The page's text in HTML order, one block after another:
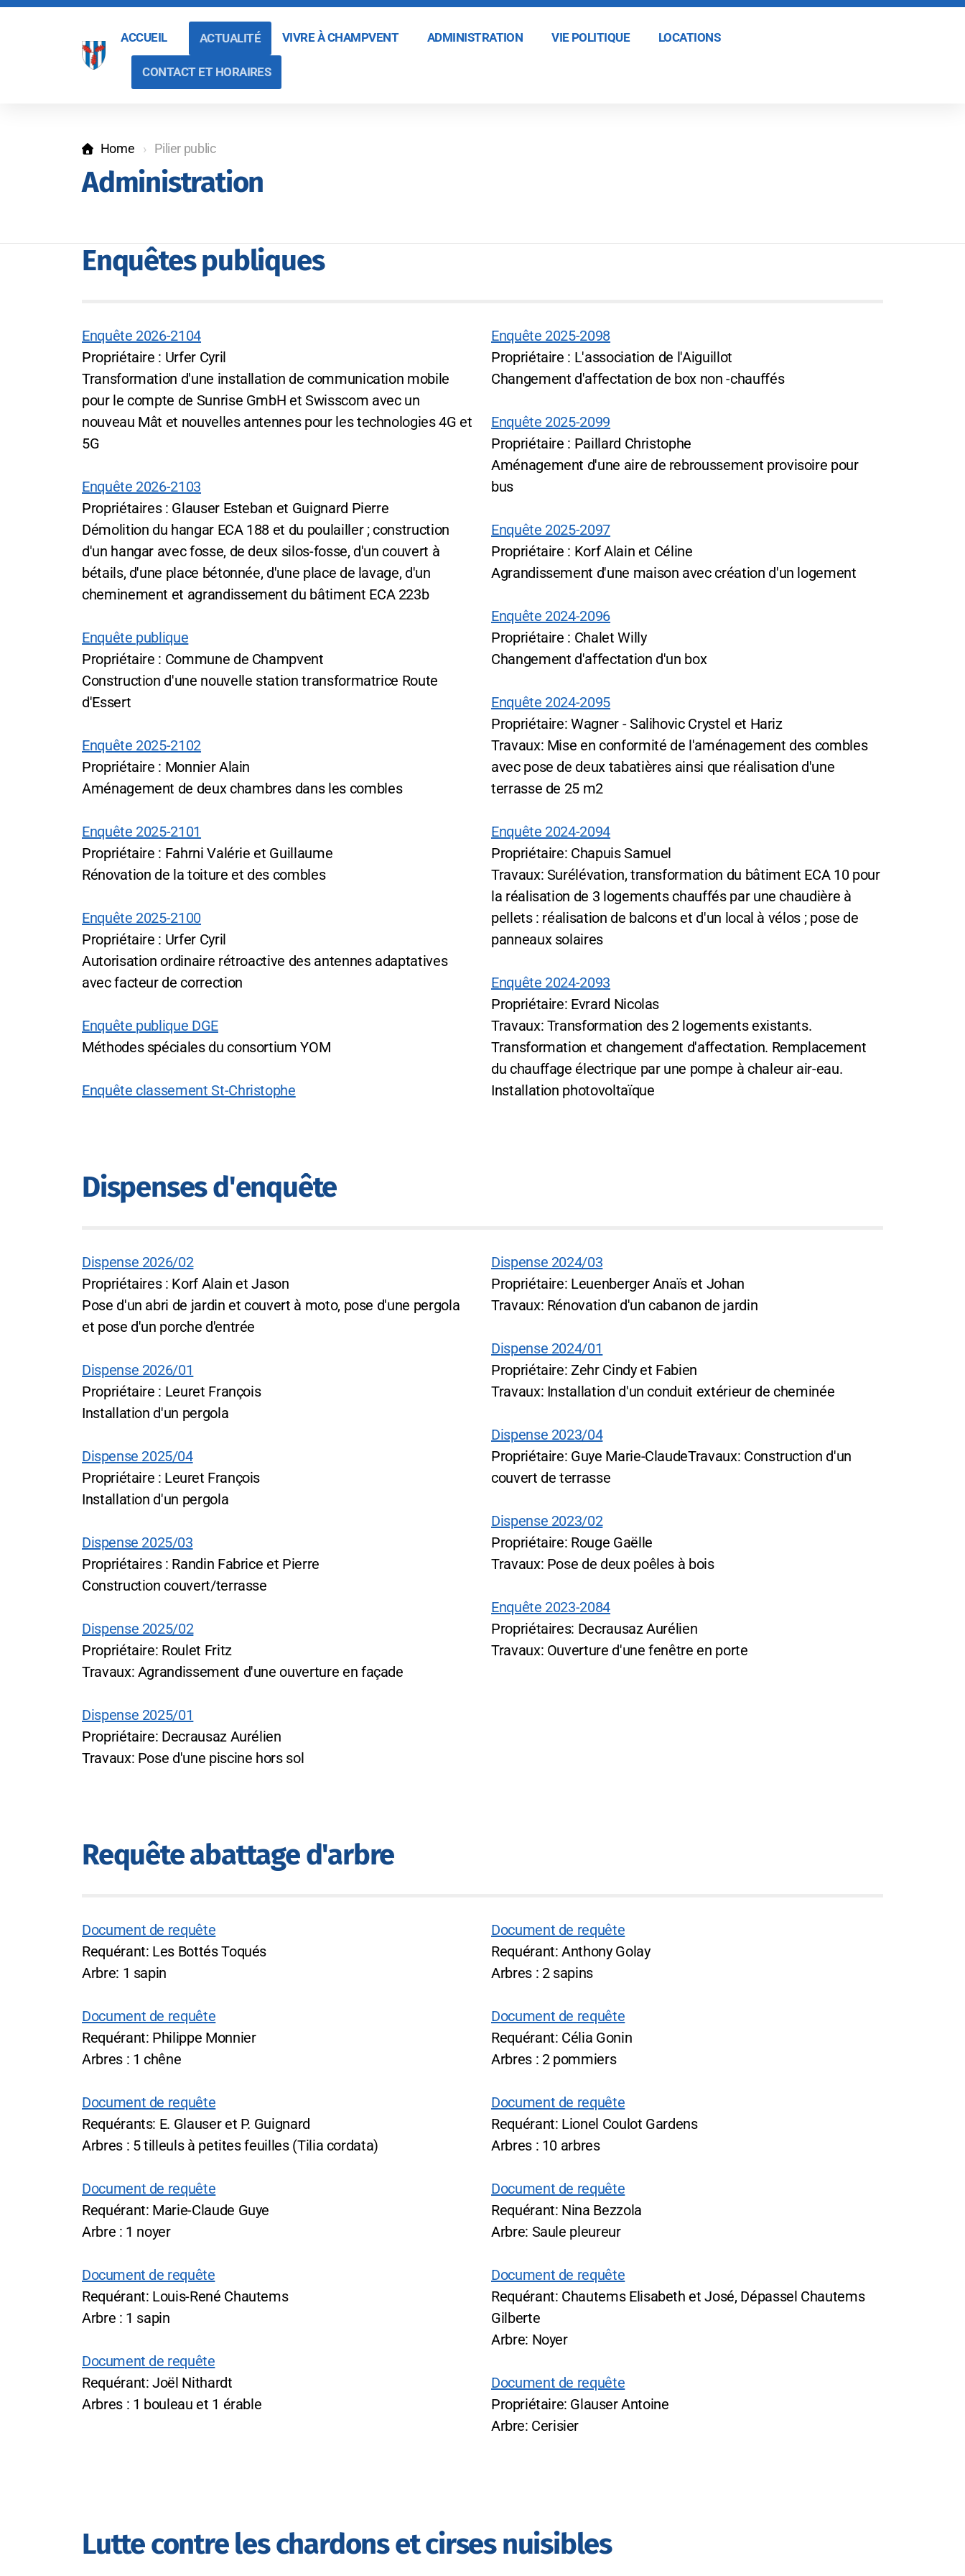
ACCUEIL ACTUALITÉ VIVRE À CHAMPVENT ADMINISTRATION VIE POLITIQUE LOCATIONS
CONTACT ET HORAIRES
Home Pilier public
Administration
Enquêtes publiques
Enquête 2026-2104
Propriétaire : Urfer Cyril
Transformation d'une installation de communication mobile
pour le compte de Sunrise GmbH et Swisscom avec un
nouveau Mât et nouvelles antennes pour les technologies 4G et
5G
Enquête 2026-2103
Propriétaires : Glauser Esteban et Guignard Pierre
Démolition du hangar ECA 188 et du poulailler ; construction
d'un hangar avec fosse, de deux silos-fosse, d'un couvert à
bétails, d'une place bétonnée, d'une place de lavage, d'un
cheminement et agrandissement du bâtiment ECA 223b
Enquête publique
Propriétaire : Commune de Champvent
Construction d'une nouvelle station transformatrice Route
d'Essert
Enquête 2025-2102
Propriétaire : Monnier Alain
Aménagement de deux chambres dans les combles
Enquête 2025-2101
Propriétaire : Fahrni Valérie et Guillaume
Rénovation de la toiture et des combles
Enquête 2025-2100
Propriétaire : Urfer Cyril
Autorisation ordinaire rétroactive des antennes adaptatives
avec facteur de correction
Enquête publique DGE
Méthodes spéciales du consortium YOM
Enquête classement St-Christophe
Enquête 2025-2098
Propriétaire : L'association de l'Aiguillot
Changement d'affectation de box non -chauffés
Enquête 2025-2099
Propriétaire : Paillard Christophe
Aménagement d'une aire de rebroussement provisoire pour
bus
Enquête 2025-2097
Propriétaire : Korf Alain et Céline
Agrandissement d'une maison avec création d'un logement
Enquête 2024-2096
Propriétaire : Chalet Willy
Changement d'affectation d'un box
Enquête 2024-2095
Propriétaire: Wagner - Salihovic Crystel et Hariz
Travaux: Mise en conformité de l'aménagement des combles
avec pose de deux tabatières ainsi que réalisation d'une
terrasse de 25 m2
Enquête 2024-2094
Propriétaire: Chapuis Samuel
Travaux: Surélévation, transformation du bâtiment ECA 10 pour
la réalisation de 3 logements chauffés par une chaudière à
pellets : réalisation de balcons et d'un local à vélos ; pose de
panneaux solaires
Enquête 2024-2093
Propriétaire: Evrard Nicolas
Travaux: Transformation des 2 logements existants.
Transformation et changement d'affectation. Remplacement
du chauffage électrique par une pompe à chaleur air-eau.
Installation photovoltaïque
Dispenses d'enquête
Dispense 2026/02
Propriétaires : Korf Alain et Jason
Pose d'un abri de jardin et couvert à moto, pose d'une pergola
et pose d'un porche d'entrée
Dispense 2026/01
Propriétaire : Leuret François
Installation d'un pergola
Dispense 2025/04
Propriétaire : Leuret François
Installation d'un pergola
Dispense 2025/03
Propriétaires : Randin Fabrice et Pierre
Construction couvert/terrasse
Dispense 2025/02
Propriétaire: Roulet Fritz
Travaux: Agrandissement d'une ouverture en façade
Dispense 2025/01
Propriétaire: Decrausaz Aurélien
Travaux: Pose d'une piscine hors sol
Dispense 2024/03
Propriétaire: Leuenberger Anaïs et Johan
Travaux: Rénovation d'un cabanon de jardin
Dispense 2024/01
Propriétaire: Zehr Cindy et Fabien
Travaux: Installation d'un conduit extérieur de cheminée
Dispense 2023/04
Propriétaire: Guye Marie-ClaudeTravaux: Construction d'un
couvert de terrasse
Dispense 2023/02
Propriétaire: Rouge Gaëlle
Travaux: Pose de deux poêles à bois
Enquête 2023-2084
Propriétaires: Decrausaz Aurélien
Travaux: Ouverture d'une fenêtre en porte
Requête abattage d'arbre
Document de requête
Requérant: Les Bottés Toqués
Arbre: 1 sapin
Document de requête
Requérant: Philippe Monnier
Arbres : 1 chêne
Document de requête
Requérants: E. Glauser et P. Guignard
Arbres : 5 tilleuls à petites feuilles (Tilia cordata)
Document de requête
Requérant: Marie-Claude Guye
Arbre : 1 noyer
Document de requête
Requérant: Louis-René Chautems
Arbre : 1 sapin
Document de requête
Requérant: Joël Nithardt
Arbres : 1 bouleau et 1 érable
Document de requête
Requérant: Anthony Golay
Arbres : 2 sapins
Document de requête
Requérant: Célia Gonin
Arbres : 2 pommiers
Document de requête
Requérant: Lionel Coulot Gardens
Arbres : 10 arbres
Document de requête
Requérant: Nina Bezzola
Arbre: Saule pleureur
Document de requête
Requérant: Chautems Elisabeth et José, Dépassel Chautems
Gilberte
Arbre: Noyer
Document de requête
Propriétaire: Glauser Antoine
Arbre: Cerisier
Lutte contre les chardons et cirses nuisibles